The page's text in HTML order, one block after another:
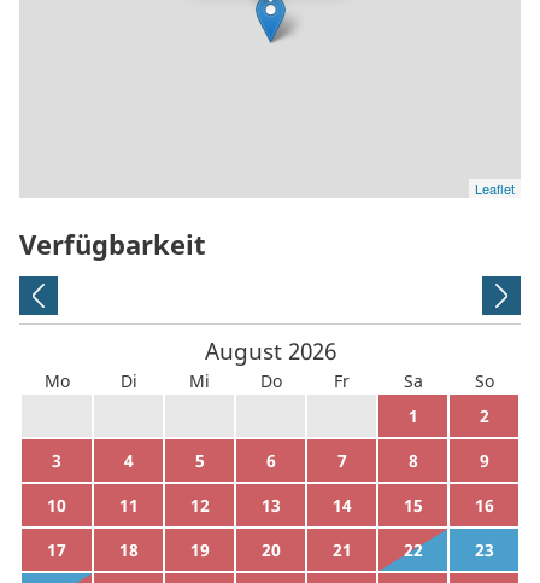
Leaflet
Verfügbarkeit
August 2026
Mo Di Mi Do Fr Sa
So
1
2
3
4 5 6 7 8
9
10
11 12 13 14 15
16
17
18 19 20 21 22
23